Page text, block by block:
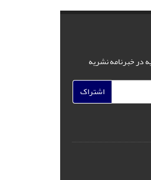
در خبرنامه نشریه
اشتراک